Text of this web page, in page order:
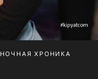
НОЧНАЯ ХРОНИКА